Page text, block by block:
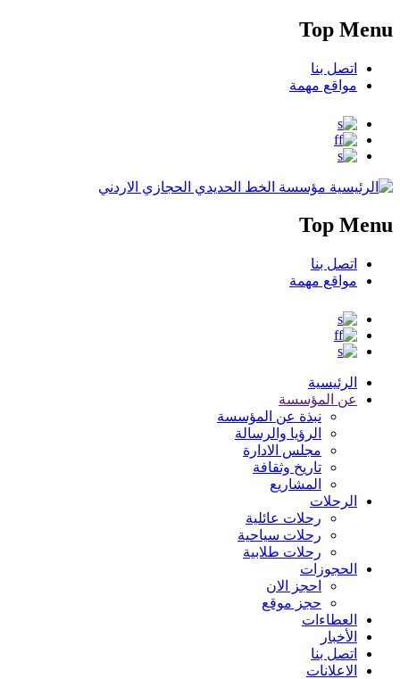
Top Menu
اتصل بنا
مواقع مهمة
مؤسسة الخط الحديدي الحجازي الاردني
Top Menu
اتصل بنا
مواقع مهمة
الرئيسية
عن المؤسسة
نبذة عن المؤسسة
الرؤيا والرسالة
مجلس الادارة
تاريخ وثقافة
المشاريع
الرحلات
رحلات عائلية
رحلات سياحية
رحلات طلابية
الحجوزات
احجز الان
حجز موقع
العطاءات
الأخبار
اتصل بنا
الاعلانات